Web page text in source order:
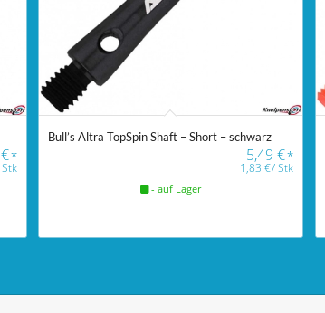
€*
Stk
Bull’s Altra TopSpin Shaft – Short – schwarz
5,49€*
1,83€/Stk
- auf Lager